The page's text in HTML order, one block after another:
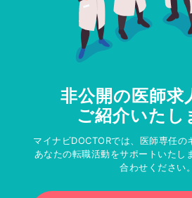
非公開の医師求
ご紹介いたし
マイナビDOCTORでは、医師専任の
あなたの転職活動をサポートいたし
合わせください。